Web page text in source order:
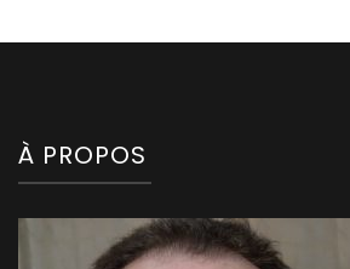
À PROPOS